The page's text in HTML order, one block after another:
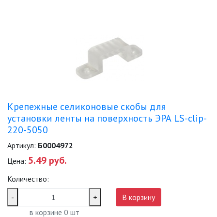
Крепежные селиконовые скобы для
установки ленты на поверхность ЭРА LS-clip-
220-5050
Артикул: Б0004972
Цена: 5.49 руб.
Количество:
-
+
в корзине 0 шт
В корзину